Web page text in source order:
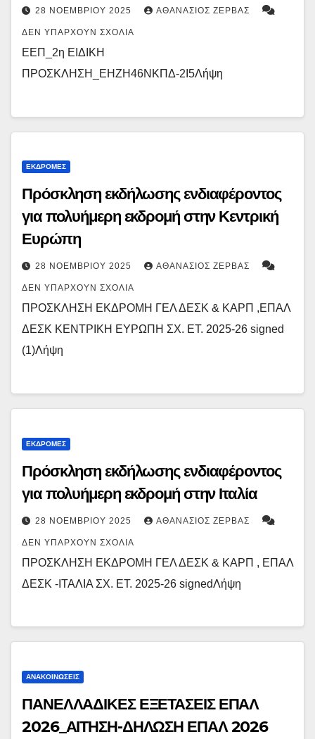
28 ΝΟΕΜΒΡΊΟΥ 2025 ΑΘΑΝΆΣΙΟΣ ΖΈΡΒΑΣ
ΔΕΝ ΥΠΆΡΧΟΥΝ ΣΧΌΛΙΑ
ΕΕΠ_2η ΕΙΔΙΚΗ
ΠΡΟΣΚΛΗΣΗ_ΕΗΖΗ46ΝΚΠΔ-2Ι5Λήψη
ΕΚΔΡΟΜΈΣ
Πρόσκληση εκδήλωσης ενδιαφέροντος
για πολυήμερη εκδρομή στην Κεντρική
Ευρώπη
28 ΝΟΕΜΒΡΊΟΥ 2025 ΑΘΑΝΆΣΙΟΣ ΖΈΡΒΑΣ
ΔΕΝ ΥΠΆΡΧΟΥΝ ΣΧΌΛΙΑ
ΠΡΟΣΚΛΗΣΗ ΕΚΔΡΟΜΗ ΓΕΛ ΔΕΣΚ & ΚΑΡΠ ,ΕΠΑΛ
ΔΕΣΚ ΚΕΝΤΡΙΚΗ ΕΥΡΩΠΗ ΣΧ. ΕΤ. 2025-26 signed
(1)Λήψη
ΕΚΔΡΟΜΈΣ
Πρόσκληση εκδήλωσης ενδιαφέροντος
για πολυήμερη εκδρομή στην Ιταλία
28 ΝΟΕΜΒΡΊΟΥ 2025 ΑΘΑΝΆΣΙΟΣ ΖΈΡΒΑΣ
ΔΕΝ ΥΠΆΡΧΟΥΝ ΣΧΌΛΙΑ
ΠΡΟΣΚΛΗΣΗ ΕΚΔΡΟΜΗ ΓΕΛ ΔΕΣΚ & ΚΑΡΠ , ΕΠΑΛ
ΔΕΣΚ -ΙΤΑΛΙΑ ΣΧ. ΕΤ. 2025-26 signedΛήψη
ΑΝΑΚΟΙΝΏΣΕΙΣ
ΠΑΝΕΛΛΑΔΙΚΕΣ ΕΞΕΤΑΣΕΙΣ ΕΠΑΛ
2026_ΑΙΤΗΣΗ-ΔΗΛΩΣΗ ΕΠΑΛ 2026